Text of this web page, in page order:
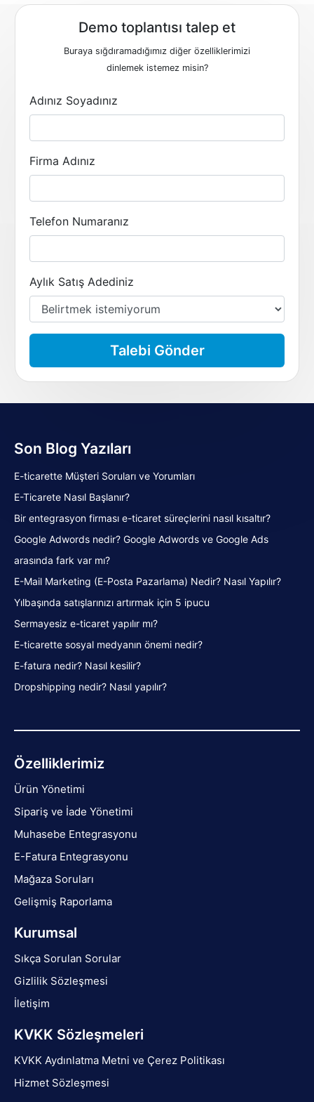
Demo toplantısı talep et
Buraya sığdıramadığımız diğer özelliklerimizi
dinlemek istemez misin?
Adınız Soyadınız
Firma Adınız
Telefon Numaranız
Aylık Satış Adediniz
Talebi Gönder
Son Blog Yazıları
E-ticarette Müşteri Soruları ve Yorumları
E-Ticarete Nasıl Başlanır?
Bir entegrasyon firması e-ticaret süreçlerini nasıl kısaltır?
Google Adwords nedir? Google Adwords ve Google Ads
arasında fark var mı?
E-Mail Marketing (E-Posta Pazarlama) Nedir? Nasıl Yapılır?
Yılbaşında satışlarınızı artırmak için 5 ipucu
Sermayesiz e-ticaret yapılır mı?
E-ticarette sosyal medyanın önemi nedir?
E-fatura nedir? Nasıl kesilir?
Dropshipping nedir? Nasıl yapılır?
Özelliklerimiz
Ürün Yönetimi
Sipariş ve İade Yönetimi
Muhasebe Entegrasyonu
E-Fatura Entegrasyonu
Mağaza Soruları
Gelişmiş Raporlama
Kurumsal
Sıkça Sorulan Sorular
Gizlilik Sözleşmesi
İletişim
KVKK Sözleşmeleri
KVKK Aydınlatma Metni ve Çerez Politikası
Hizmet Sözleşmesi